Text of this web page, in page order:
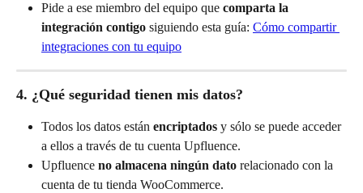
Pide a ese miembro del equipo que comparta la
integración contigo siguiendo esta guía: Cómo compartir
integraciones con tu equipo
4. ¿Qué seguridad tienen mis datos?
Todos los datos están encriptados y sólo se puede acceder
a ellos a través de tu cuenta Upfluence.
Upfluence no almacena ningún dato relacionado con la
cuenta de tu tienda WooCommerce.